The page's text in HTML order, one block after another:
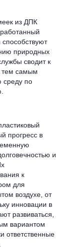
из ДПК
природных
сводит к
тем самым
среду по
прогресс в
и
к
для
воздухе, от
инновации в
развиваться,
вариантом
ответственные